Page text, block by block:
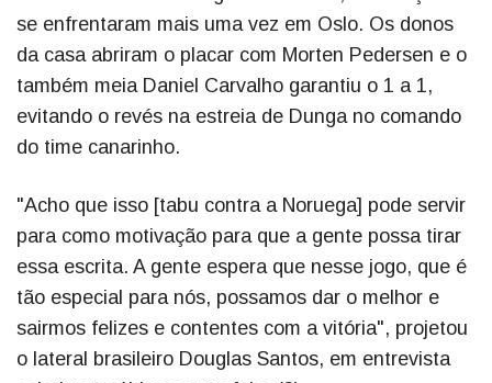
se enfrentaram mais uma vez em Oslo. Os donos
da casa abriram o placar com Morten Pedersen e o
também meia Daniel Carvalho garantiu o 1 a 1,
evitando o revés na estreia de Dunga no comando
do time canarinho.
"Acho que isso [tabu contra a Noruega] pode servir
para como motivação para que a gente possa tirar
essa escrita. A gente espera que nesse jogo, que é
tão especial para nós, possamos dar o melhor e
sairmos felizes e contentes com a vitória", projetou
o lateral brasileiro Douglas Santos, em entrevista